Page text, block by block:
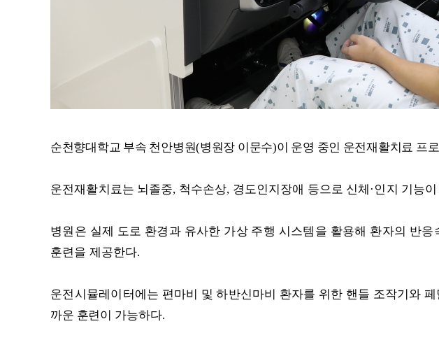
순천향대학교 부속 천안병원(병원장 이문수)이 운영 중인 운전재활치료 프
운전재활치료는 뇌졸중, 척수손상, 경도인지장애 등으로 신체 · 인지 기능
병원은 실제 도로 환경과 유사한 가상 주행 시스템을 활용해 환자의 반응
훈련을 제공한다.
운전시뮬레이터에는 편마비 및 하반신마비 환자를 위한 핸들 조작기와
까운 훈련이 가능하다.